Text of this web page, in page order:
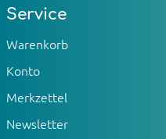
Service
Warenkorb
Konto
Merkzettel
Newsletter